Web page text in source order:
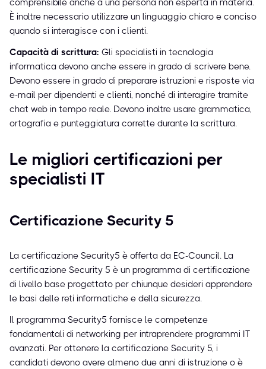
comprensibile anche a una persona non esperta in materia.
È inoltre necessario utilizzare un linguaggio chiaro e conciso
quando si interagisce con i clienti.
Capacità di scrittura: Gli specialisti in tecnologia
informatica devono anche essere in grado di scrivere bene.
Devono essere in grado di preparare istruzioni e risposte via
e-mail per dipendenti e clienti, nonché di interagire tramite
chat web in tempo reale. Devono inoltre usare grammatica,
ortografia e punteggiatura corrette durante la scrittura.
Le migliori certificazioni per
specialisti IT
Certificazione Security 5
La certificazione Security5 è offerta da EC-Council. La
certificazione Security 5 è un programma di certificazione
di livello base progettato per chiunque desideri apprendere
le basi delle reti informatiche e della sicurezza.
Il programma Security5 fornisce le competenze
fondamentali di networking per intraprendere programmi IT
avanzati. Per ottenere la certificazione Security 5, i
candidati devono avere almeno due anni di istruzione o è